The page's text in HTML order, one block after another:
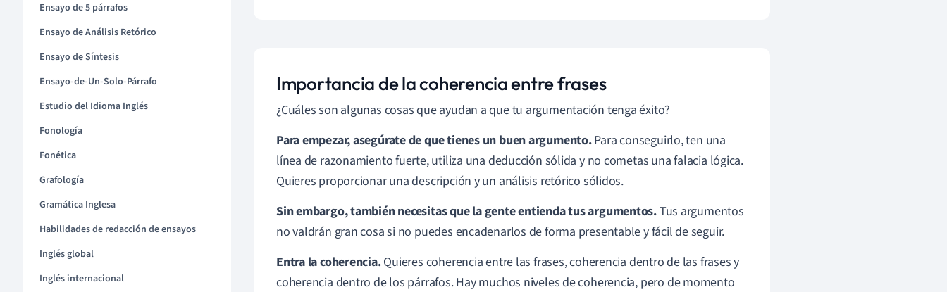
Ensayo de 5 párrafos
Ensayo de Análisis Retórico
Ensayo de Síntesis
Ensayo-de-Un-Solo-Párrafo
Estudio del Idioma Inglés
Fonología
Fonética
Grafología
Gramática Inglesa
Habilidades de redacción de ensayos
Inglés global
Inglés internacional
Importancia de la coherencia entre frases
¿Cuáles son algunas cosas que ayudan a que tu argumentación tenga éxito?
Para empezar, asegúrate de que tienes un buen argumento.Para conseguirlo, ten una
línea de razonamiento fuerte, utiliza una deducción sólida y no cometas una falacia lógica.
Quieres proporcionar una descripción y un análisis retórico sólidos.
Sin embargo, también necesitas que la gente entienda tus argumentos.Tus argumentos
no valdrán gran cosa si no puedes encadenarlos de forma presentable y fácil de seguir.
Entra la coherencia.Quieres coherencia entre las frases, coherencia dentro de las frases y
coherencia dentro de los párrafos. Hay muchos niveles de coherencia, pero de momento